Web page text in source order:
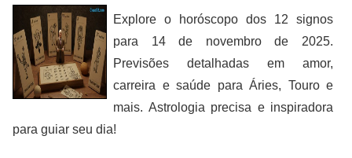
Explore o horóscopo dos 12 signos
para 14 de novembro de 2025.
Previsões detalhadas em amor,
carreira e saúde para Áries, Touro e
mais. Astrologia precisa e inspiradora
para guiar seu dia!